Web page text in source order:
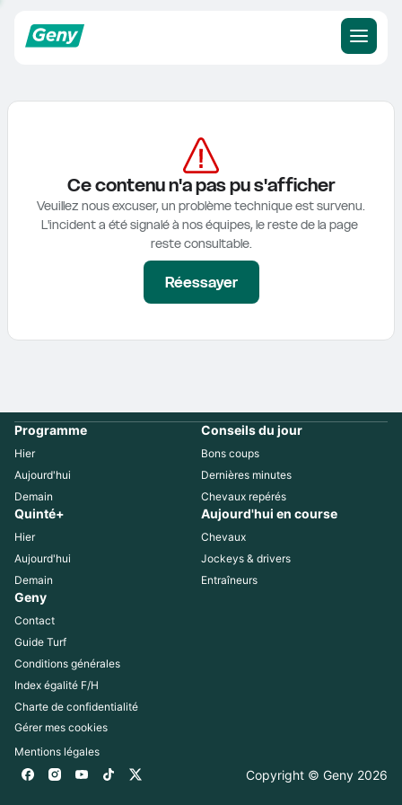
Ce contenu n'a pas pu s'afficher
Veuillez nous excuser, un problème technique est survenu.
L'incident a été signalé à nos équipes, le reste de la page
reste consultable.
Réessayer
Programme
Hier
Aujourd'hui
Demain
Conseils du jour
Bons coups
Dernières minutes
Chevaux repérés
Quinté+
Hier
Aujourd'hui
Demain
Aujourd'hui en course
Chevaux
Jockeys & drivers
Entraîneurs
Geny
Contact
Guide Turf
Conditions générales
Index égalité F/H
Charte de confidentialité
Gérer mes cookies
Mentions légales
Copyright © Geny 2026